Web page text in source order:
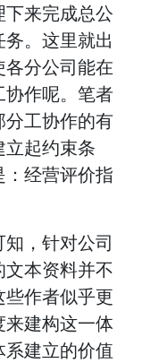
来完成总公
。这里就出
分公司能在
协作呢。笔者
工协作的有
起约束条
经营评价指
，针对公司
本资料并不
作者似乎更
建构这一体
建立的价值